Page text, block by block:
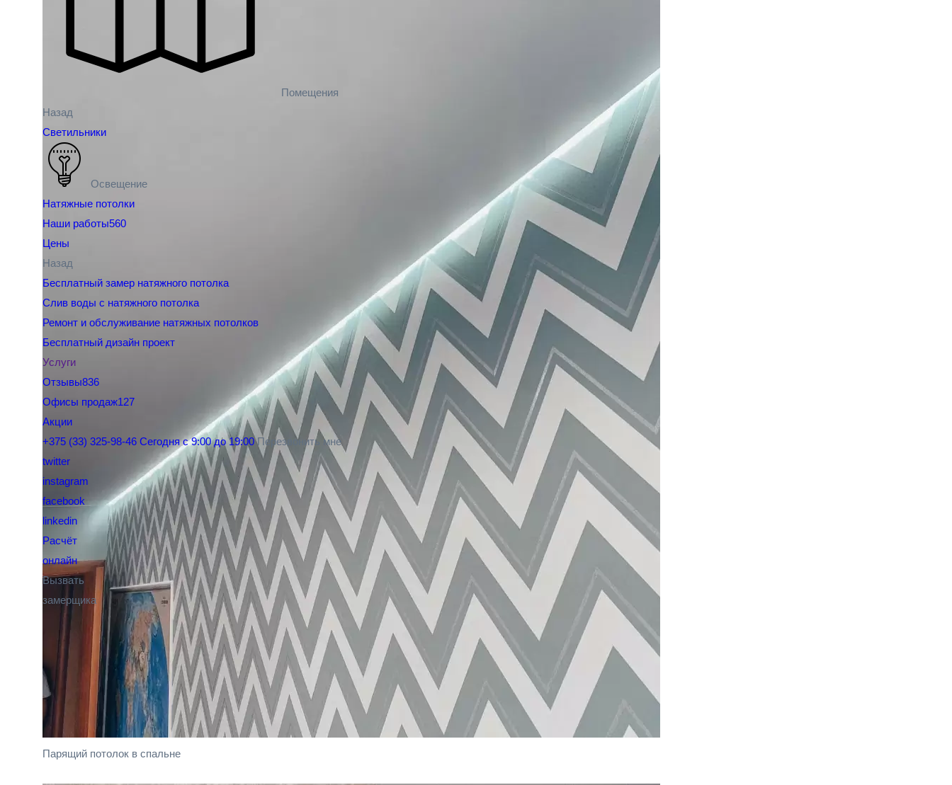
Помещения
Назад
Светильники
Освещение
Натяжные потолки
Наши работы560
Цены
Назад
Бесплатный замер натяжного потолка
Слив воды с натяжного потолка
Ремонт и обслуживание натяжных потолков
Бесплатный дизайн проект
Услуги
Отзывы836
Офисы продаж127
Акции
+375 (33) 325-98-46 Сегодня с 9:00 до 19:00Перезвонить мне
twitter
instagram
facebook
linkedin
Расчёт
онлайн
Вызвать
замерщика
Парящий потолок в спальне